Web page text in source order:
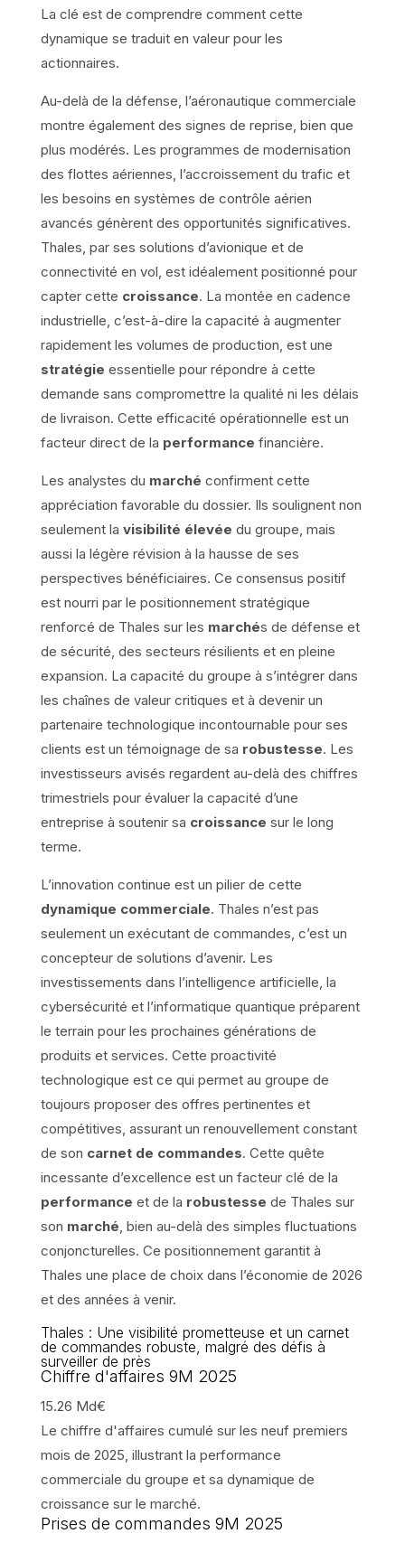
La clé est de comprendre comment cette
dynamique se traduit en valeur pour les
actionnaires.
Au-delà de la défense, l’aéronautique commerciale
montre également des signes de reprise, bien que
plus modérés. Les programmes de modernisation
des flottes aériennes, l’accroissement du trafic et
les besoins en systèmes de contrôle aérien
avancés génèrent des opportunités significatives.
Thales, par ses solutions d’avionique et de
connectivité en vol, est idéalement positionné pour
capter cette croissance. La montée en cadence
industrielle, c’est-à-dire la capacité à augmenter
rapidement les volumes de production, est une
stratégie essentielle pour répondre à cette
demande sans compromettre la qualité ni les délais
de livraison. Cette efficacité opérationnelle est un
facteur direct de la performance financière.
Les analystes du marché confirment cette
appréciation favorable du dossier. Ils soulignent non
seulement la visibilité élevée du groupe, mais
aussi la légère révision à la hausse de ses
perspectives bénéficiaires. Ce consensus positif
est nourri par le positionnement stratégique
renforcé de Thales sur les marchés de défense et
de sécurité, des secteurs résilients et en pleine
expansion. La capacité du groupe à s’intégrer dans
les chaînes de valeur critiques et à devenir un
partenaire technologique incontournable pour ses
clients est un témoignage de sa robustesse. Les
investisseurs avisés regardent au-delà des chiffres
trimestriels pour évaluer la capacité d’une
entreprise à soutenir sa croissance sur le long
terme.
L’innovation continue est un pilier de cette
dynamique commerciale. Thales n’est pas
seulement un exécutant de commandes, c’est un
concepteur de solutions d’avenir. Les
investissements dans l’intelligence artificielle, la
cybersécurité et l’informatique quantique préparent
le terrain pour les prochaines générations de
produits et services. Cette proactivité
technologique est ce qui permet au groupe de
toujours proposer des offres pertinentes et
compétitives, assurant un renouvellement constant
de son carnet de commandes. Cette quête
incessante d’excellence est un facteur clé de la
performance et de la robustesse de Thales sur
son marché, bien au-delà des simples fluctuations
conjoncturelles. Ce positionnement garantit à
Thales une place de choix dans l’économie de 2026
et des années à venir.
Thales : Une visibilité prometteuse et un carnet
de commandes robuste, malgré des défis à
surveiller de près
Chiffre d'affaires 9M 2025
15.26 Md€
Le chiffre d'affaires cumulé sur les neuf premiers
mois de 2025, illustrant la performance
commerciale du groupe et sa dynamique de
croissance sur le marché.
Prises de commandes 9M 2025